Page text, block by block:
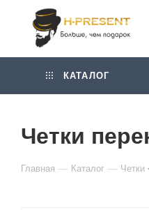
КАТАЛОГ
Четки
Главная — Каталог — Четки